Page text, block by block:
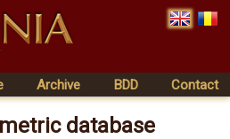
Archive BDD Contact
database